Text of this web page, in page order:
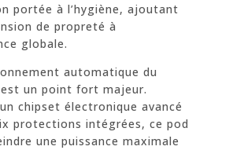
portée à l’hygiène, ajoutant
de propreté à
globale.
automatique du
un point fort majeur.
chipset électronique avancé
protections intégrées, ce pod
une puissance maximale